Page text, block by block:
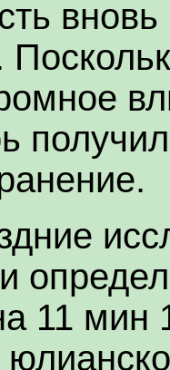
11 мин